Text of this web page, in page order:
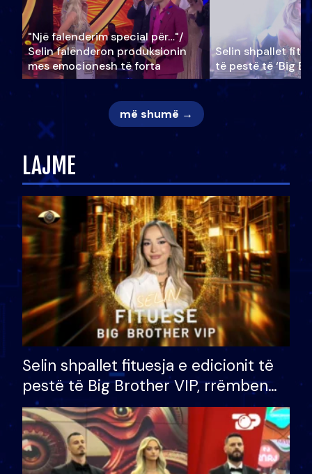
"Një falenderim special për…"/
Selin falënderon produksionin
mes emocionesh të forta
Selin shpallet
të pestë të ‘Big
më shumë →
LAJME
Selin shpallet fituesja e edicionit të
pestë të Big Brother VIP, rrëmben
çmimin e madh prej 100 mijë eurosh